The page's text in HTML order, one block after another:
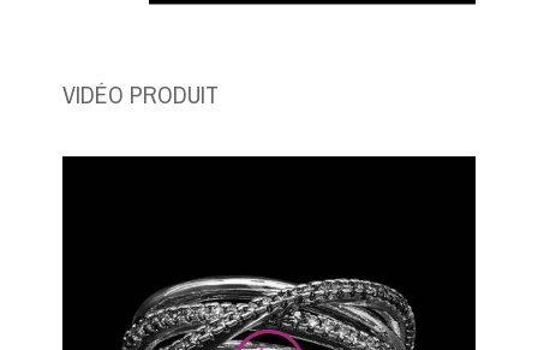
VIDÉO PRODUIT